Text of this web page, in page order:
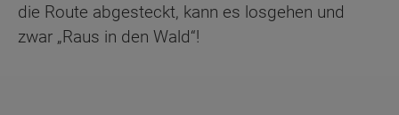
die Route abgesteckt, kann es losgehen und
zwar „Raus in den Wald“!